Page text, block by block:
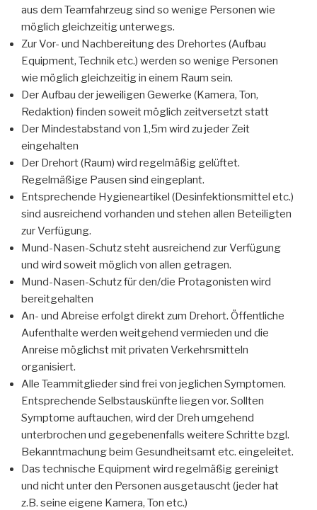
aus dem Teamfahrzeug sind so wenige Personen wie
möglich gleichzeitig unterwegs.
Zur Vor- und Nachbereitung des Drehortes (Aufbau
Equipment, Technik etc.) werden so wenige Personen
wie möglich gleichzeitig in einem Raum sein.
Der Aufbau der jeweiligen Gewerke (Kamera, Ton,
Redaktion) finden soweit möglich zeitversetzt statt
Der Mindestabstand von 1,5m wird zu jeder Zeit
eingehalten
Der Drehort (Raum) wird regelmäßig gelüftet.
Regelmäßige Pausen sind eingeplant.
Entsprechende Hygieneartikel (Desinfektionsmittel etc.)
sind ausreichend vorhanden und stehen allen Beteiligten
zur Verfügung.
Mund-Nasen-Schutz steht ausreichend zur Verfügung
und wird soweit möglich von allen getragen.
Mund-Nasen-Schutz für den/die Protagonisten wird
bereitgehalten
An- und Abreise erfolgt direkt zum Drehort. Öffentliche
Aufenthalte werden weitgehend vermieden und die
Anreise möglichst mit privaten Verkehrsmitteln
organisiert.
Alle Teammitglieder sind frei von jeglichen Symptomen.
Entsprechende Selbstauskünfte liegen vor. Sollten
Symptome auftauchen, wird der Dreh umgehend
unterbrochen und gegebenenfalls weitere Schritte bzgl.
Bekanntmachung beim Gesundheitsamt etc. eingeleitet.
Das technische Equipment wird regelmäßig gereinigt
und nicht unter den Personen ausgetauscht (jeder hat
z.B. seine eigene Kamera, Ton etc.)